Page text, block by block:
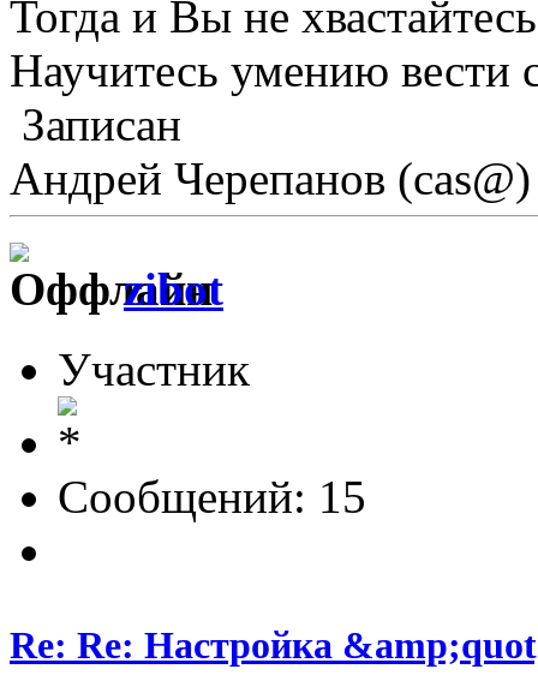
Тогда и Вы не
Научитесь умению вести
Записан
Андрей Черепанов (cas@)
zibot
Участник
Сообщений: 15
Re: Re: Настройка